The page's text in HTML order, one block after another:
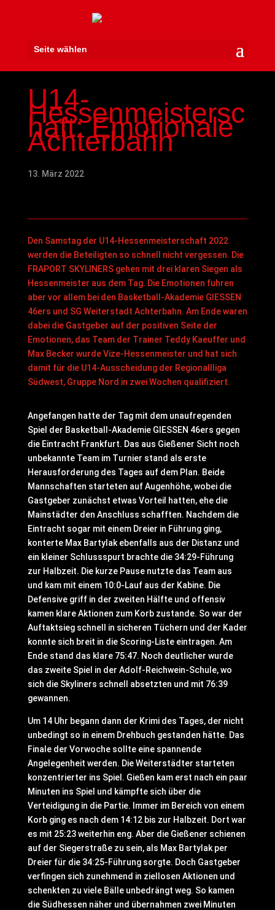
Seite wählen
U14-
Hessenmeistersc
haft: Emotionale
Achterbahn
13. März 2022
Den Samstag der U14-Hessenmeisterschaft 2022
werden die Beteiligten so schnell nicht vergessen. Die
FRAPORT SKYLINERS gehen mit drei klaren Siegen als
Hessenmeister aus dem Tag. Die Emotionen fuhren
aber vor allem bei den Basketball-Akademie GIESSEN
46ers und SG Weiterstadt Achterbahn. Am Ende waren
dabei die Gastgeber auf der positiven Seite der
Emotionen, das Team der Trainer Teddy Kaeuffer und
Max Becker wurde Vize-Hessenmeister und hat sich
damit für die U14-Ausscheidung der Regionallliga
Südwest, Gruppe Nord in zwei Wochen qualifiziert.
Angefangen hatte der Tag mit dem unaufregenden
Spiel der Basketball-Akademie GIESSEN 46ers gegen
die Eintracht Frankfurt. Das aus Gießener Sicht noch
unbekannte Team im Turnier stand als erste
Herausforderung des Tages auf dem Plan. Beide
Mannschaften starteten auf Augenhöhe, wobei die
Gastgeber zunächst etwas Vorteil hatten, ehe die
Mainstädter den Anschluss schafften. Nachdem die
Eintracht sogar mit einem Dreier in Führung ging,
konterte Max Bartylak ebenfalls aus der Distanz und
ein kleiner Schlussspurt brachte die 34:29-Führung
zur Halbzeit. Die kurze Pause nutzte das Team aus
und kam mit einem 10:0-Lauf aus der Kabine. Die
Defensive griff in der zweiten Hälfte und offensiv
kamen klare Aktionen zum Korb zustande. So war der
Auftaktsieg schnell in sicheren Tüchern und der Kader
konnte sich breit in die Scoring-Liste eintragen. Am
Ende stand das klare 75:47. Noch deutlicher wurde
das zweite Spiel in der Adolf-Reichwein-Schule, wo
sich die Skyliners schnell absetzten und mit 76:39
gewannen.
Um 14 Uhr begann dann der Krimi des Tages, der nicht
unbedingt so in einem Drehbuch gestanden hätte. Das
Finale der Vorwoche sollte eine spannende
Angelegenheit werden. Die Weiterstädter starteten
konzentrierter ins Spiel. Gießen kam erst nach ein paar
Minuten ins Spiel und kämpfte sich über die
Verteidigung in die Partie. Immer im Bereich von einem
Korb ging es nach dem 14:12 bis zur Halbzeit. Dort war
es mit 25:23 weiterhin eng. Aber die Gießener schienen
auf der Siegerstraße zu sein, als Max Bartylak per
Dreier für die 34:25-Führung sorgte. Doch Gastgeber
verfingen sich zunehmend in ziellosen Aktionen und
schenkten zu viele Bälle unbedrängt weg. So kamen
die Südhessen näher und übernahmen zwei Minuten